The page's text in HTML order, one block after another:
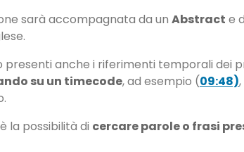
varie forme di
ipertrofica
nella
ventricolare
sarà accompagnata da un Abstract e
presenti anche i riferimenti temporali dei
su un timecode, ad esempio (09:48)
la possibilità di cercare parole o frasi